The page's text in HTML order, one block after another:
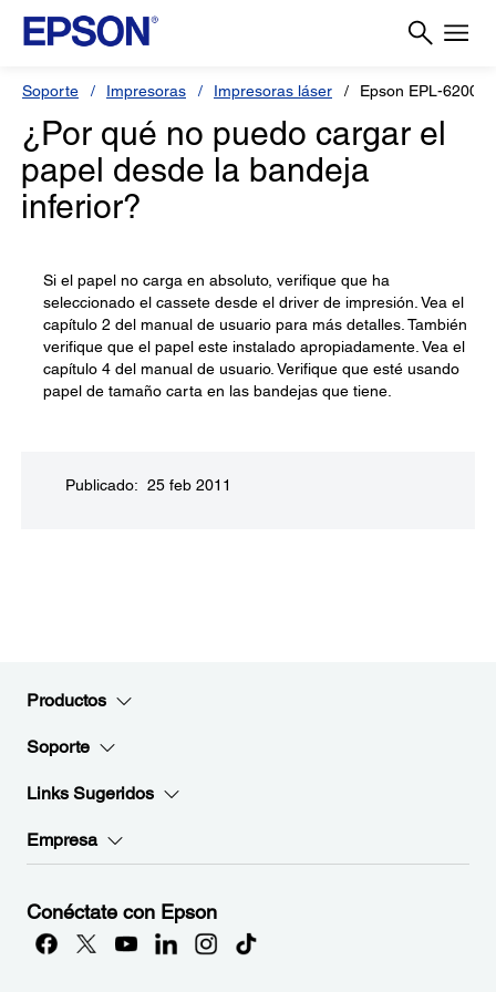
Soporte Impresoras Impresoras láser Epson EPL-6200L
¿Por qué no puedo cargar el
papel desde la bandeja
inferior?
Si el papel no carga en absoluto, verifique que ha
seleccionado el cassete desde el driver de impresión. Vea el
capítulo 2 del manual de usuario para más detalles. También
verifique que el papel este instalado apropiadamente. Vea el
capítulo 4 del manual de usuario. Verifique que esté usando
papel de tamaño carta en las bandejas que tiene.
Publicado: 25 feb 2011
Productos
Soporte
Links Sugeridos
Empresa
Conéctate con Epson